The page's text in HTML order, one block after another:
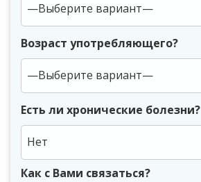
Возраст употребляющего?
Есть ли хронические болезни?
Нет
Как с Вами связаться?